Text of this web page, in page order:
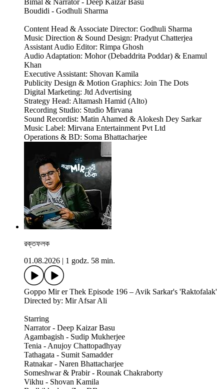
Bimal & Narrator - Deep Kaizar Basu
Boudidi - Godhuli Sharma
Content Head & Associate Director: Godhuli Sharma
Music Direction & Sound Design: Pradyut Chatterjea
Assistant Audio Editor: Rimpa Ghosh
Audio Adaptation: Mohor (Debaddrita Poddar) & Enamul
Khan
Executive Assistant: Shovan Kamila
Publicity Design & Motion Graphics: Join The Dots
Digital Marketing: Jtd Advertising
Strategy Head: Altamash Hamid (Alto)
Recording Studio: Studio Mirvana
Sound Recordist: Matin Ahamed & Alokesh Dey Sarkar
Music Label: Mirvana Entertainment Pvt Ltd
Operations & BD: Soma Bhattacharjee
রক্তফলক
01.08.2026
1 godz. 58 min.
Goppo Mir er Thek Episode 196 – Avik Sarkar's 'Raktofalak'
Directed by: Mir Afsar Ali
Starring
Narrator - Deep Kaizar Basu
Agambagish - Sudip Mukherjee
Tenia - Anujoy Chattopadhyay
Tathagata - Sumit Samadder
Ratnakar - Naren Bhattacharjee
Someshwar & Prabir - Rounak Chakraborty
Vikhu - Shovan Kamila